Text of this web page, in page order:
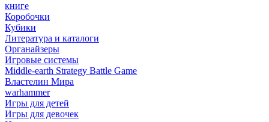
книге
Коробочки
Кубики
Литература и каталоги
Органайзеры
Игровые системы
Middle-earth Strategy Battle Game
Властелин Мира
warhammer
Игры для детей
Игры для девочек